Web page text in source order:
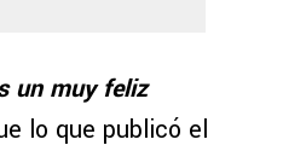
un muy feliz
lo que publicó el